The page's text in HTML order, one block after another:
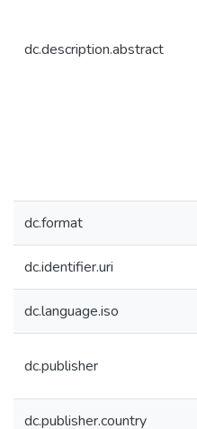
dc.description.abstract
dc.format
dc.identifier.uri
dc.language.iso
dc.publisher
dc.publisher.country